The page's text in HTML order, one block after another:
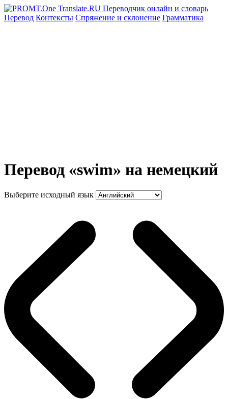
Перевод Контексты Спряжение и склонение Грамматика
Перевод «swim» на немецкий
Выберите исходный язык